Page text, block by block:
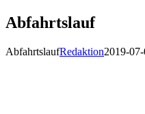
Abfahrtslauf
AbfahrtslaufRedaktion2019-